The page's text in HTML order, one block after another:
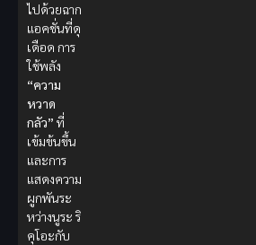
ไปด้วยฉาก
แอคชั่นที่ดุ
เดือด การ
ใช้พลัง
“ความ
หวาด
กลัว” ที่
เข้มข้นขึ้น
และการ
แสดงความ
ผูกพันระ
หว่างนูระ ริ
คุโอะกับ